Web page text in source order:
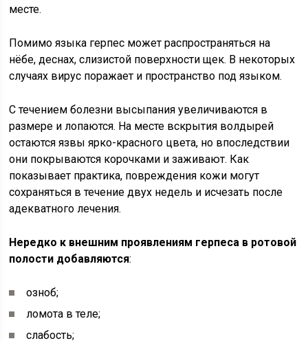
месте.
Помимо языка герпес может распространяться на
нёбе, деснах, слизистой поверхности щек. В некоторых
случаях вирус поражает и пространство под языком.
С течением болезни высыпания увеличиваются в
размере и лопаются. На месте вскрытия волдырей
остаются язвы ярко-красного цвета, но впоследствии
они покрываются корочками и заживают. Как
показывает практика, повреждения кожи могут
сохраняться в течение двух недель и исчезать после
адекватного лечения.
Нередко к внешним проявлениям герпеса в ротовой
полости добавляются:
озноб;
ломота в теле;
слабость;